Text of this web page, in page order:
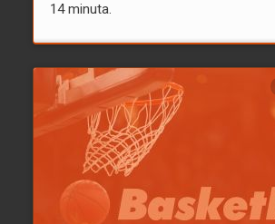
14 minuta.